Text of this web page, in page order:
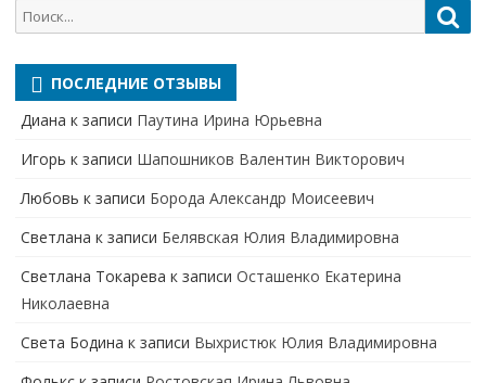
Поиск
для:
ПОСЛЕДНИЕ ОТЗЫВЫ
Диана к записи Паутина Ирина Юрьевна
Игорь к записи Шапошников Валентин Викторович
Любовь к записи Борода Александр Моисеевич
Светлана к записи Белявская Юлия Владимировна
Cветлана Токарева к записи Осташенко Екатерина
Николаевна
Света Бодина к записи Выхристюк Юлия Владимировна